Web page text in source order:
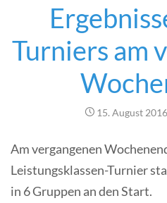
Turniers am
15. August 2016
Am vergangenen
Leistungsklassen-Turnier
in 6 Gruppen an den Start.